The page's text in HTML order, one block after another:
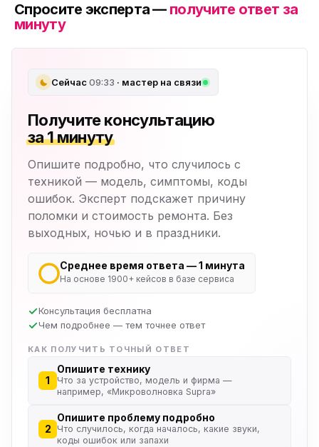
Спросите эксперта — получите ответ за
минуту
Сейчас09:33 · мастер на связи
Получите консультацию
за 1 минуту
Опишите подробно, что случилось с
техникой — модель, симптомы, коды
ошибок. Эксперт подскажет причину
поломки и стоимость ремонта. Без
выходных, ночью и в праздники.
Среднее время ответа — 1 минута
На основе 1900+ кейсов в базе сервиса
Консультация бесплатна
Чем подробнее — тем точнее ответ
КАК ПОЛУЧИТЬ ТОЧНЫЙ ОТВЕТ
1
Опишите технику
Что за устройство, модель и фирма —
например, «Микроволновка Supra»
2
Опишите проблему подробно
Что случилось, когда началось, какие звуки,
коды ошибок или запахи